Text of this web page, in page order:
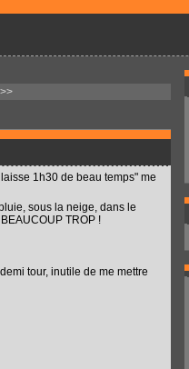
1h30 de beau temps" me
sous la neige, dans le
TROP !
tour, inutile de me mettre